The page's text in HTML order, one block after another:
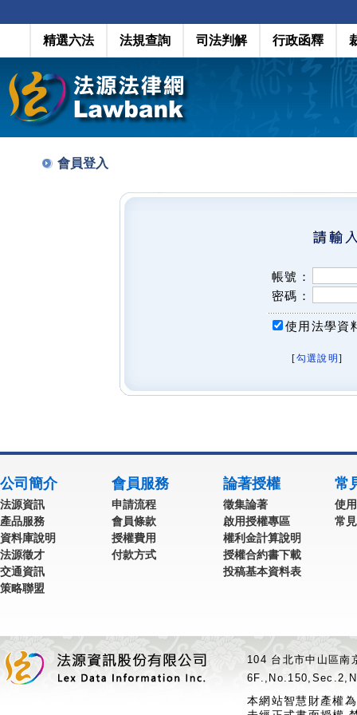
精選六法 法規查詢 司法判解 行政函釋
會員登入
帳號：
密碼：
使用法學資
[勾選說明 ]
公司簡介
法源資訊
產品服務
資料庫說明
法源徵才
交通資訊
策略聯盟
會員服務
申請流程
會員條款
授權費用
付款方式
論著授權
徵集論著
啟用授權專區
權利金計算說明
授權合約書下載
投稿基本資料表
常
使
常
104 台北市中山區
本網站智慧財產權